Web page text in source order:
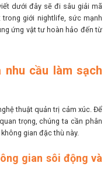
dưới đây sẽ đi sâu giải mã
giới nightlife, sức mạnh
ứng vật tư hoàn hảo đến từ
cầu làm sạch
thuật quản trị cảm xúc. Để
trọng, chúng ta cần phân
gian đặc thù này.
gian sôi động và